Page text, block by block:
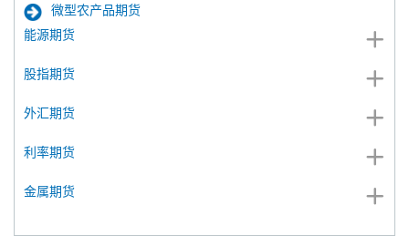
微型农产品期货
能源期货
股指期货
外汇期货
利率期货
金属期货